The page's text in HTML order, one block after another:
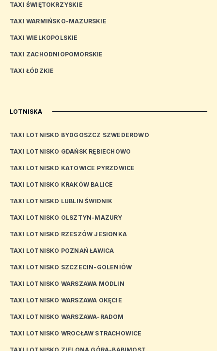
TAXI ŚWIĘTOKRZYSKIE
TAXI WARMIŃSKO-MAZURSKIE
TAXI WIELKOPOLSKIE
TAXI ZACHODNIOPOMORSKIE
TAXI ŁÓDZKIE
LOTNISKA
TAXI LOTNISKO BYDGOSZCZ SZWEDEROWO
TAXI LOTNISKO GDAŃSK RĘBIECHOWO
TAXI LOTNISKO KATOWICE PYRZOWICE
TAXI LOTNISKO KRAKÓW BALICE
TAXI LOTNISKO LUBLIN ŚWIDNIK
TAXI LOTNISKO OLSZTYN-MAZURY
TAXI LOTNISKO RZESZÓW JESIONKA
TAXI LOTNISKO POZNAŃ ŁAWICA
TAXI LOTNISKO SZCZECIN-GOLENIÓW
TAXI LOTNISKO WARSZAWA MODLIN
TAXI LOTNISKO WARSZAWA OKĘCIE
TAXI LOTNISKO WARSZAWA-RADOM
TAXI LOTNISKO WROCŁAW STRACHOWICE